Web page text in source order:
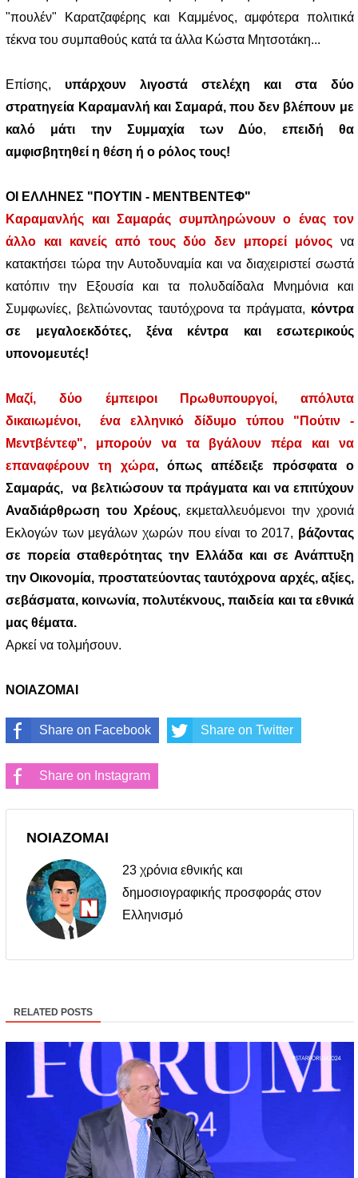
"πουλέν" Καρατζαφέρης και Καμμένος, αμφότερα πολιτικά
τέκνα του συμπαθούς κατά τα άλλα Κώστα Μητσοτάκη...
Επίσης, υπάρχουν λιγοστά στελέχη και στα δύο
στρατηγεία Καραμανλή και Σαμαρά, που δεν βλέπουν με
καλό μάτι την Συμμαχία των Δύο, επειδή θα
αμφισβητηθεί η θέση ή ο ρόλος τους!
ΟΙ ΕΛΛΗΝΕΣ "ΠΟΥΤΙΝ - ΜΕΝΤΒΕΝΤΕΦ"
Καραμανλής και Σαμαράς συμπληρώνουν ο ένας τον
άλλο και κανείς από τους δύο δεν μπορεί μόνος να
κατακτήσει τώρα την Αυτοδυναμία και να διαχειριστεί σωστά
κατόπιν την Εξουσία και τα πολυδαίδαλα Μνημόνια και
Συμφωνίες, βελτιώνοντας ταυτόχρονα τα πράγματα, κόντρα
σε μεγαλοεκδότες, ξένα κέντρα και εσωτερικούς
υπονομευτές!
Μαζί, δύο έμπειροι Πρωθυπουργοί, απόλυτα
δικαιωμένοι,
ένα ελληνικό δίδυμο τύπου "Πούτιν -
Μεντβέντεφ", μπορούν να τα βγάλουν πέρα και να
επαναφέρουν τη χώρα, όπως απέδειξε πρόσφατα ο
Σαμαράς, να βελτιώσουν τα πράγματα και να επιτύχουν
Αναδιάρθρωση του Χρέους, εκμεταλλευόμενοι την χρονιά
Εκλογών των μεγάλων χωρών που είναι το 2017, βάζοντας
σε πορεία σταθερότητας την Ελλάδα και σε Ανάπτυξη
την Οικονομία, προστατεύοντας ταυτόχρονα αρχές, αξίες,
σεβάσματα, κοινωνία, πολυτέκνους, παιδεία και τα εθνικά
μας θέματα.
Αρκεί να τολμήσουν.
ΝΟΙΑΖΟΜΑΙ
Share on Facebook Share on Twitter
Share on Instagram
ΝΟΙΑΖΟΜΑΙ
23 χρόνια εθνικής και
δημοσιογραφικής προσφοράς στον
Ελληνισμό
RELATED POSTS